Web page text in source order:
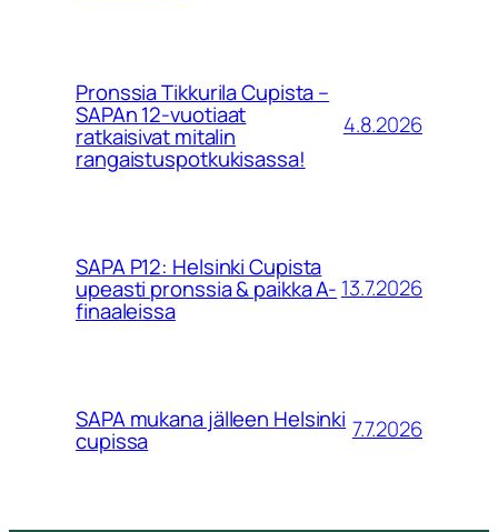
Pronssia Tikkurila Cupista –
SAPAn 12-vuotiaat
ratkaisivat mitalin
rangaistuspotkukisassa!
4.8.2026
SAPA P12: Helsinki Cupista
upeasti pronssia & paikka A-
finaaleissa
13.7.2026
SAPA mukana jälleen Helsinki
cupissa 7.7.2026